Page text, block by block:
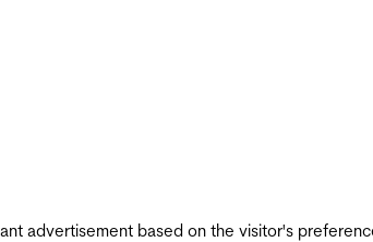
advertisement based on the visitor's